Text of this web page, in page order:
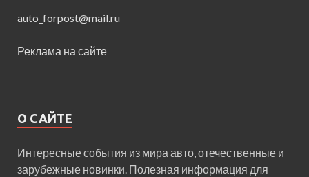
auto_forpost@mail.ru
Реклама на сайте
О САЙТЕ
Интересные события из мира авто, отечественные и
зарубежные новинки. Полезная информация для